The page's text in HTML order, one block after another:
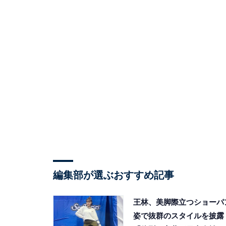
編集部が選ぶおすすめ記事
王林、美脚際立つショーパ
姿で抜群のスタイルを披露